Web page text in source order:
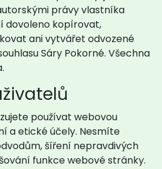
právy vlastníka
dovoleno kopírovat,
ani vytvářet odvozené
Sáry Pokorné. Všechna
používat webovou
a etické účely. Nesmíte
šíření nepravdivých
funkce webové stránky.